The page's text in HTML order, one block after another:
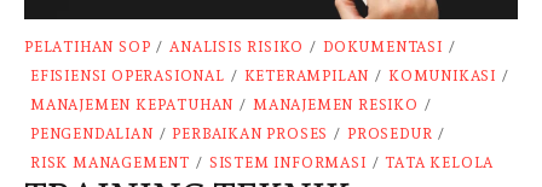
PELATIHAN SOP / ANALISIS RISIKO / DOKUMENTASI /
EFISIENSI OPERASIONAL / KETERAMPILAN / KOMUNIKASI /
MANAJEMEN KEPATUHAN / MANAJEMEN RESIKO /
PENGENDALIAN / PERBAIKAN PROSES / PROSEDUR /
RISK MANAGEMENT / SISTEM INFORMASI / TATA KELOLA